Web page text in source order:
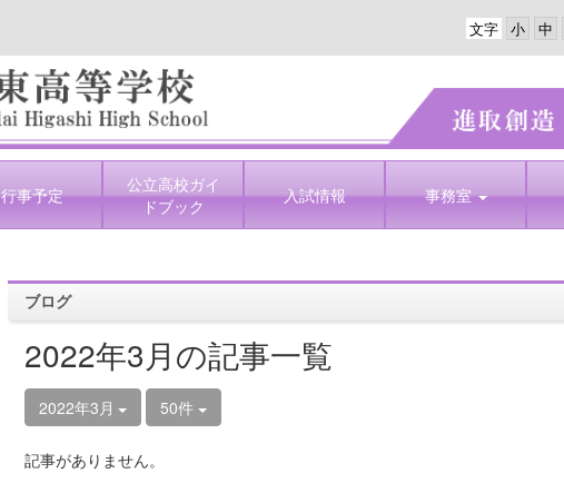
文字
行事予定
公立高校ガイ
ドブック
入試情報 事務室
ブログ
2022年3月の記事一覧
2022年3月 50件
記事がありません。